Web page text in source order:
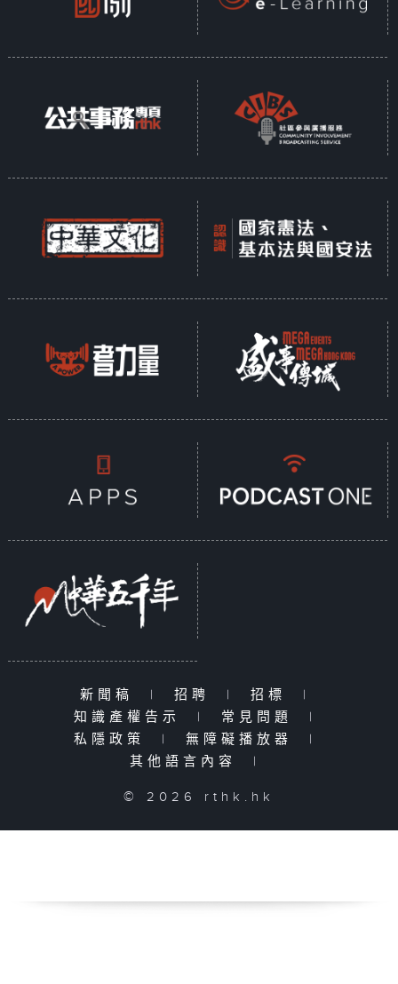
新聞稿 | 招聘 | 招標
|
知識產權告示
| 常見問題
|
私隱政策
| 無障礙播放器
|
其他語言內容
|
© 2026 rthk.hk